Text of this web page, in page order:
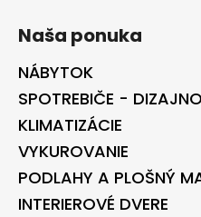
Naša ponuka
NÁBYTOK
SPOTREBIČE -
KLIMATIZÁCIE
VYKUROVANIE
PODLAHY A PLOŠNÝ
INTERIEROVÉ DVERE